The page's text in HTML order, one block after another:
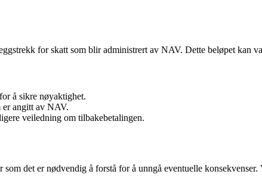
for skatt som blir administrert av NAV. Dette beløpet kan
å sikre nøyaktighet.
er angitt av NAV.
veiledning om tilbakebetalingen.
det er nødvendig å forstå for å unngå eventuelle